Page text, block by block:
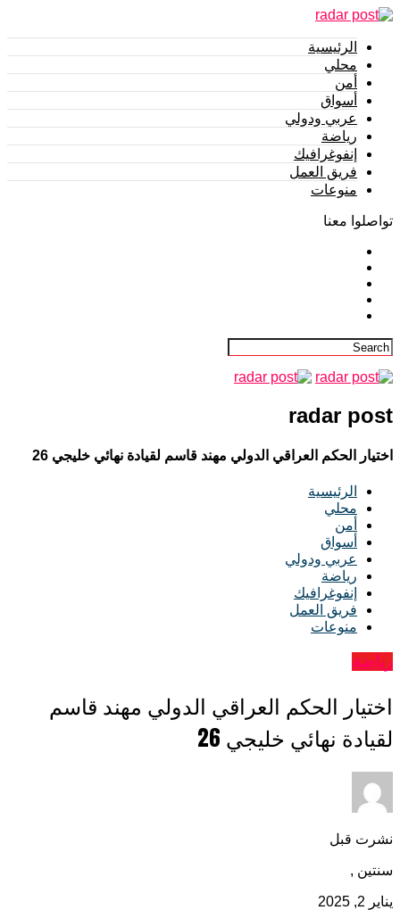
الرئيسية
محلي
أمن
أسواق
عربي ودولي
رياضة
إنفوغرافيك
فريق العمل
منوعات
تواصلوا معنا
radar post
اختيار الحكم العراقي الدولي مهند قاسم لقيادة نهائي خليجي 26
الرئيسية
محلي
أمن
أسواق
عربي ودولي
رياضة
إنفوغرافيك
فريق العمل
منوعات
رياضة
اختيار الحكم العراقي الدولي مهند قاسم
لقيادة نهائي خليجي 26
نشرت قبل
سنتين ,
يناير 2, 2025